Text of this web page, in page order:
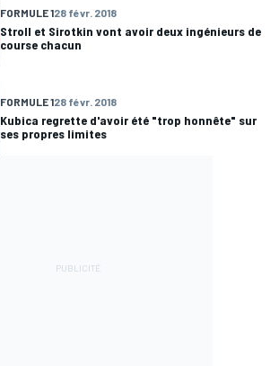
FORMULE 128 févr. 2018
Stroll et Sirotkin vont avoir deux ingénieurs de
course chacun
FORMULE 128 févr. 2018
Kubica regrette d'avoir été "trop honnête" sur
ses propres limites